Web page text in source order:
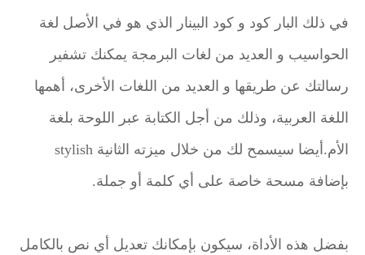
في ذلك البار كود و كود البينار الذي هو في الأصل لغة
الحواسيب و العديد من لغات البرمجة يمكنك تشفير
رسالتك عن طريقها و العديد من اللغات الأخرى، أهمها
اللغة العربية، وذلك من أجل الكتابة عبر اللوحة بلغة
الأم.أيضا سيسمح لك من خلال ميزته الثانية stylish
بإضافة مسحة خاصة على أي كلمة أو جملة.
بفضل هذه الأداة، سيكون بإمكانك تعديل أي نص بالكامل